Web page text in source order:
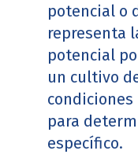
potencial o
representa
potencial
un cultivo
condiciones
para
específico.